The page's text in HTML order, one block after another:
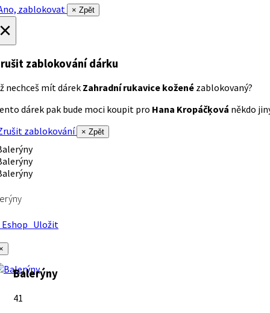
zablokovat
× Zpět
zablokování dárku
nechceš mít dárek Zahradní rukavice kožené zablokovaný?
dárek pak bude moci koupit pro Hana Kropáčķová někdo
zablokování
× Zpět
Uložit
Balerýny
41